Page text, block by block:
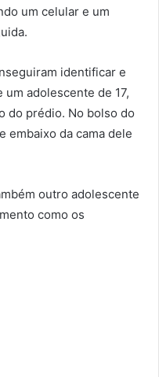
um celular e um
identificar e
adolescente de 17,
do prédio. No bolso do
embaixo da cama dele
outro adolescente
como os